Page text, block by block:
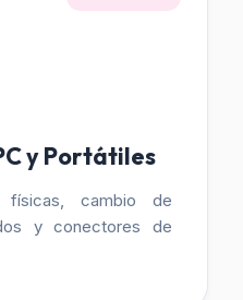
y Portátiles
físicas, cambio de
y conectores de